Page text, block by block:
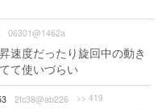
06301@1462a
速度だったり旋回中の動き
て使いづらい
2fc38@ab226 >> 419